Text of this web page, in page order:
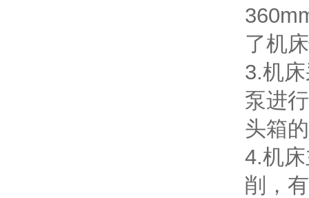
了机
3.机
泵进
头箱
4.机
削，